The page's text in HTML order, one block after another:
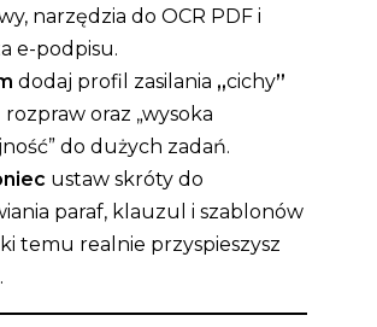
narzędzia do OCR PDF i
e-podpisu.
dodaj profil zasilania „cichy”
rozpraw oraz „wysoka
do dużych zadań.
ustaw skróty do
paraf, klauzul i szablonów
temu realnie przyspieszysz